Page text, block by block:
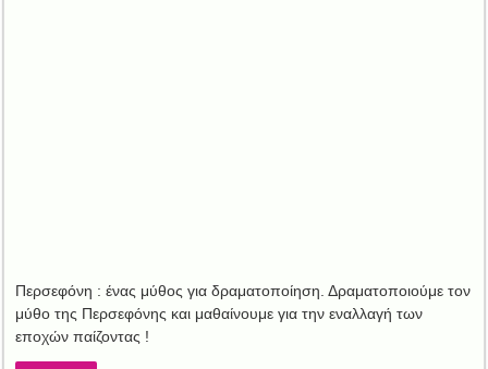
Περσεφόνη : ένας μύθος για δραματοποίηση. Δραματοποιούμε τον
μύθο της Περσεφόνης και μαθαίνουμε για την εναλλαγή των
εποχών παίζοντας !